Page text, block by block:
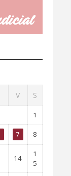
V S
1
7 8
14
1
5